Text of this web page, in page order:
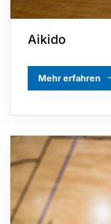
Aikido
Mehr erfahren